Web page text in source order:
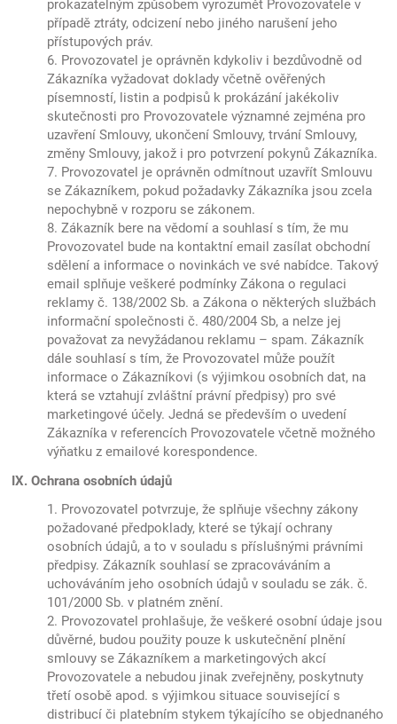
prokazatelným způsobem vyrozumět Provozovatele v
případě ztráty, odcizení nebo jiného narušení jeho
přístupových práv.
6. Provozovatel je oprávněn kdykoliv i bezdůvodně od
Zákazníka vyžadovat doklady včetně ověřených
písemností, listin a podpisů k prokázání jakékoliv
skutečnosti pro Provozovatele významné zejména pro
uzavření Smlouvy, ukončení Smlouvy, trvání Smlouvy,
změny Smlouvy, jakož i pro potvrzení pokynů Zákazníka.
7. Provozovatel je oprávněn odmítnout uzavřít Smlouvu
se Zákazníkem, pokud požadavky Zákazníka jsou zcela
nepochybně v rozporu se zákonem.
8. Zákazník bere na vědomí a souhlasí s tím, že mu
Provozovatel bude na kontaktní email zasílat obchodní
sdělení a informace o novinkách ve své nabídce. Takový
email splňuje veškeré podmínky Zákona o regulaci
reklamy č. 138/2002 Sb. a Zákona o některých službách
informační společnosti č. 480/2004 Sb, a nelze jej
považovat za nevyžádanou reklamu – spam. Zákazník
dále souhlasí s tím, že Provozovatel může použít
informace o Zákazníkovi (s výjimkou osobních dat, na
která se vztahují zvláštní právní předpisy) pro své
marketingové účely. Jedná se především o uvedení
Zákazníka v referencích Provozovatele včetně možného
výňatku z emailové korespondence.
IX. Ochrana osobních údajů
1. Provozovatel potvrzuje, že splňuje všechny zákony
požadované předpoklady, které se týkají ochrany
osobních údajů, a to v souladu s příslušnými právními
předpisy. Zákazník souhlasí se zpracováváním a
uchováváním jeho osobních údajů v souladu se zák. č.
101/2000 Sb. v platném znění.
2. Provozovatel prohlašuje, že veškeré osobní údaje jsou
důvěrné, budou použity pouze k uskutečnění plnění
smlouvy se Zákazníkem a marketingových akcí
Provozovatele a nebudou jinak zveřejněny, poskytnuty
třetí osobě apod. s výjimkou situace související s
distribucí či platebním stykem týkajícího se objednaného